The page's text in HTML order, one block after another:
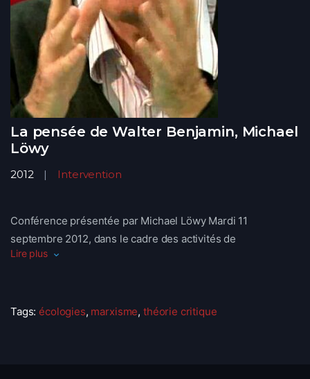
La pensée de Walter Benjamin, Michael
Löwy
2012 Intervention
Conférence présentée par Michael Löwy Mardi 11
septembre 2012, dans le cadre des activités de
“Espaces Marx”. Paris
Lire plus
Tags:écologies, marxisme, théorie critique